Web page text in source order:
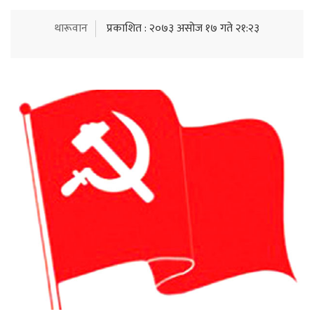
थारूवान प्रकाशित : २०७३ असोज १७ गते २१:२३